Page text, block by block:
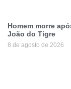
Homem morre
João do Tigre
8 de agosto de 2026